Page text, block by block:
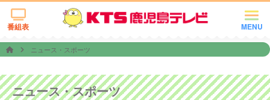
MENU
番組表
ニュース・スポーツ
ニュース・スポーツ